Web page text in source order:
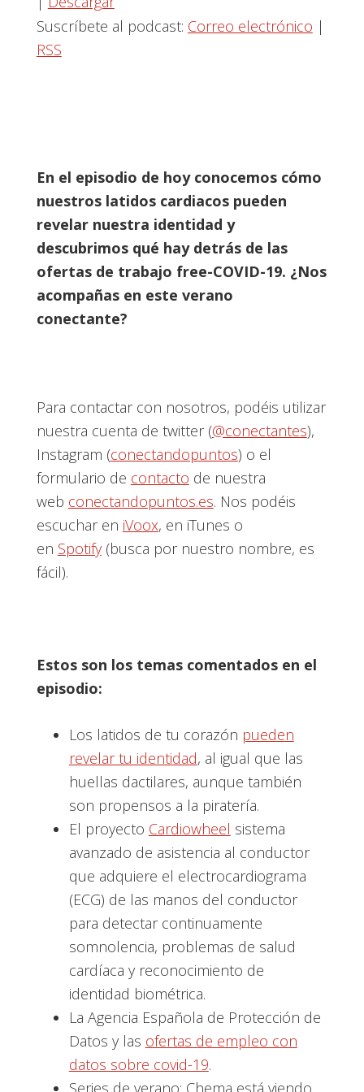
Suscríbete al podcast: Correo electrónico |
RSS
En el episodio de hoy conocemos cómo
nuestros latidos cardiacos pueden
revelar nuestra identidad y
descubrimos qué hay detrás de las
ofertas de trabajo free-COVID-19. ¿Nos
acompañas en este verano
conectante?
Para contactar con nosotros, podéis utilizar
nuestra cuenta de twitter (@conectantes),
Instagram (conectandopuntos) o el
formulario de contacto de nuestra
web conectandopuntos.es. Nos podéis
escuchar en iVoox, en iTunes o
en Spotify(busca por nuestro nombre, es
fácil).
Estos son los temas comentados en el
episodio:
Los latidos de tu corazón pueden
revelar tu identidad, al igual que las
huellas dactilares, aunque también
son propensos a la piratería.
El proyecto Cardiowheel sistema
avanzado de asistencia al conductor
que adquiere el electrocardiograma
(ECG) de las manos del conductor
para detectar continuamente
somnolencia, problemas de salud
cardíaca y reconocimiento de
identidad biométrica.
La Agencia Española de Protección de
Datos y las ofertas de empleo con
datos sobre covid-19.
Series de verano: Chema está viendo